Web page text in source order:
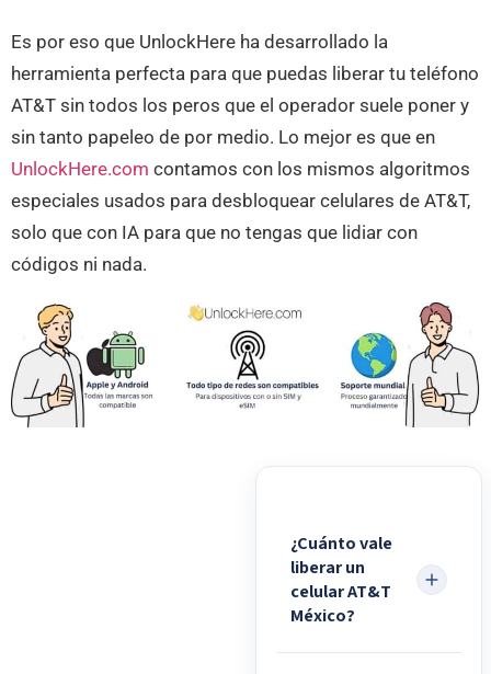
Es por eso que UnlockHere ha desarrollado la
herramienta perfecta para que puedas liberar tu teléfono
AT&T sin todos los peros que el operador suele poner y
sin tanto papeleo de por medio. Lo mejor es que en
UnlockHere.com contamos con los mismos algoritmos
especiales usados para desbloquear celulares de AT&T,
solo que con IA para que no tengas que lidiar con
códigos ni nada.
¿Cuánto vale
liberar un
celular AT&T
México?